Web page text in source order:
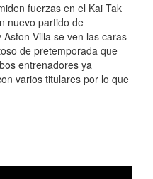
fuerzas en el Kai Tak
nuevo partido de
Villa se ven las caras
de pretemporada que
entrenadores ya
varios titulares por lo que